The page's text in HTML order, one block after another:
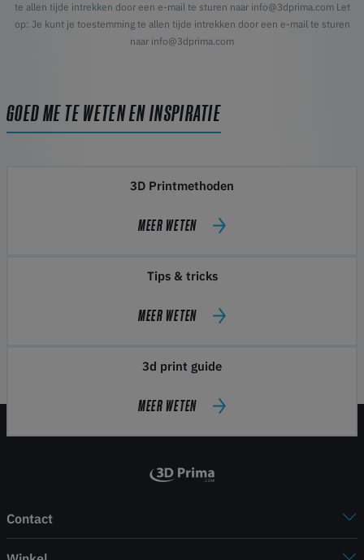
te allen tijde intrekken door een e-mail te sturen naar info@3dprima.com Let
op: Je kunt je toestemming te allen tijde intrekken door een e-mail te sturen
naar info@3dprima.com
GOED ME TE WETEN EN INSPIRATIE
3D Printmethoden
MEER WETEN
Tips & tricks
MEER WETEN
3d print guide
MEER WETEN
Contact